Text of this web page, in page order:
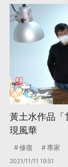
黃土水作品「
現風華
修復 專家
2021/11/11 19:51